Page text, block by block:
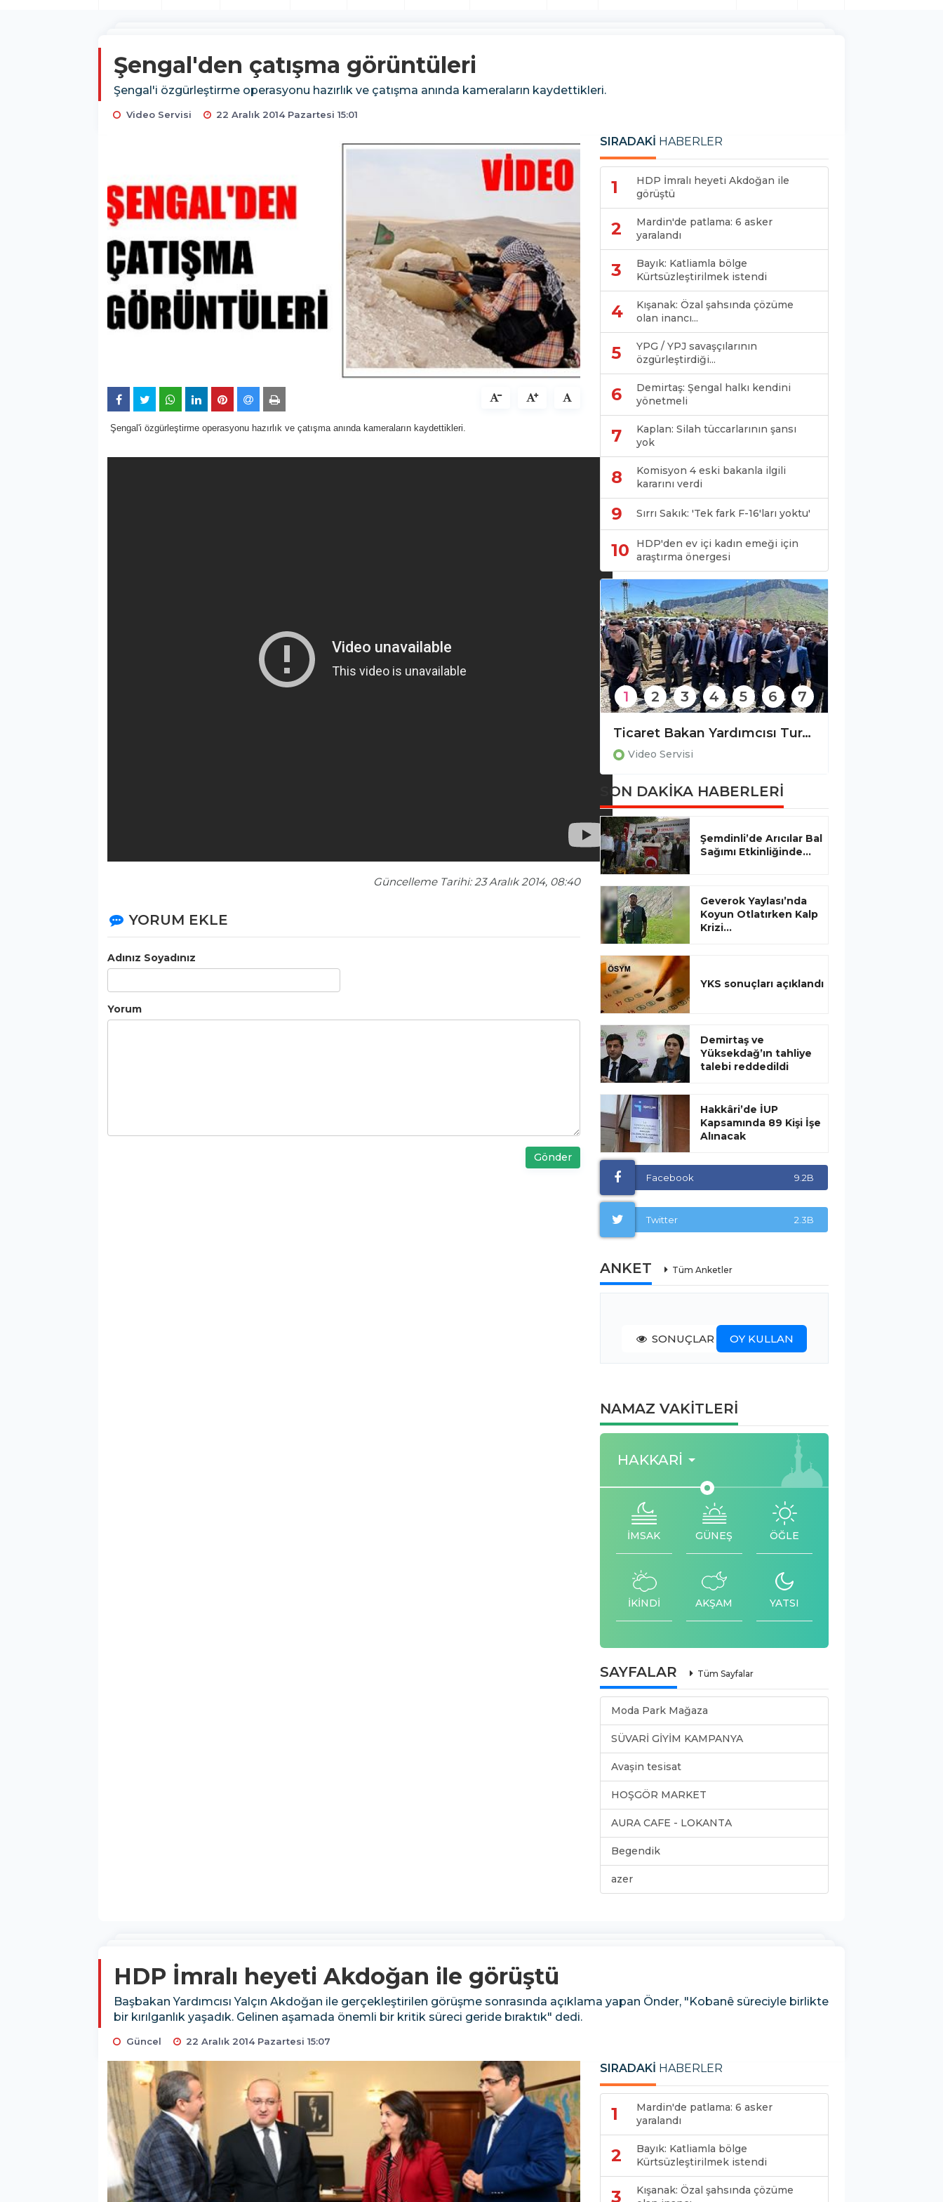
Şengal'den çatışma görüntüleri
Şengal'i özgürleştirme operasyonu hazırlık ve çatışma anında kameraların kaydettikleri.
Video Servisi 22 Aralık 2014 Pazartesi 15:01
Şengal'i özgürleştirme operasyonu hazırlık ve çatışma anında kameraların kaydettikleri.
Güncelleme Tarihi: 23 Aralık 2014, 08:40
YORUM EKLE
Adınız Soyadınız
Yorum
Gönder
SIRADAKİ HABERLER
1
HDP İmralı heyeti Akdoğan ile
görüştü
2
Mardin'de patlama: 6 asker
yaralandı
3
Bayık: Katliamla bölge
Kürtsüzleştirilmek istendi
4
Kışanak: Özal şahsında çözüme
olan inancı...
5
YPG / YPJ savaşçılarının
özgürleştirdiği...
6
Demirtaş: Şengal halkı kendini
yönetmeli
7
Kaplan: Silah tüccarlarının şansı
yok
8
Komisyon 4 eski bakanla ilgili
kararını verdi
9 Sırrı Sakık: 'Tek fark F-16'ları yoktu'
10
HDP'den ev içi kadın emeği için
araştırma önergesi
Ticaret Bakan Yardımcısı Turagay, 'Derecik Sınır Kapısı'nda inceleme yaptı
Video Servisi
1 2 3 4 5 6 7
SON DAKİKA HABERLERİ
Şemdinli’de Arıcılar Bal
Sağımı Etkinliğinde...
Geverok Yaylası’nda
Koyun Otlatırken Kalp
Krizi...
YKS sonuçları açıklandı
Demirtaş ve
Yüksekdağ’ın tahliye
talebi reddedildi
Hakkâri’de İUP
Kapsamında 89 Kişi İşe
Alınacak
Facebook 9.2B
Twitter 2.3B
ANKET Tüm Anketler
SONUÇLAR OY KULLAN
NAMAZ VAKİTLERİ
HAKKARI
İMSAK GÜNEŞ ÖĞLE
İKİNDİ AKŞAM YATSI
SAYFALAR Tüm Sayfalar
Moda Park Mağaza
SÜVARİ GİYİM KAMPANYA
Avaşin tesisat
HOŞGÖR MARKET
AURA CAFE - LOKANTA
Begendik
azer
HDP İmralı heyeti Akdoğan ile görüştü
Başbakan Yardımcısı Yalçın Akdoğan ile gerçekleştirilen görüşme sonrasında açıklama yapan Önder, "Kobanê süreciyle birlikte
bir kırılganlık yaşadık. Gelinen aşamada önemli bir kritik süreci geride bıraktık" dedi.
Güncel 22 Aralık 2014 Pazartesi 15:07
SIRADAKİ HABERLER
1
Mardin'de patlama: 6 asker
yaralandı
2
Bayık: Katliamla bölge
Kürtsüzleştirilmek istendi
3
Kışanak: Özal şahsında çözüme